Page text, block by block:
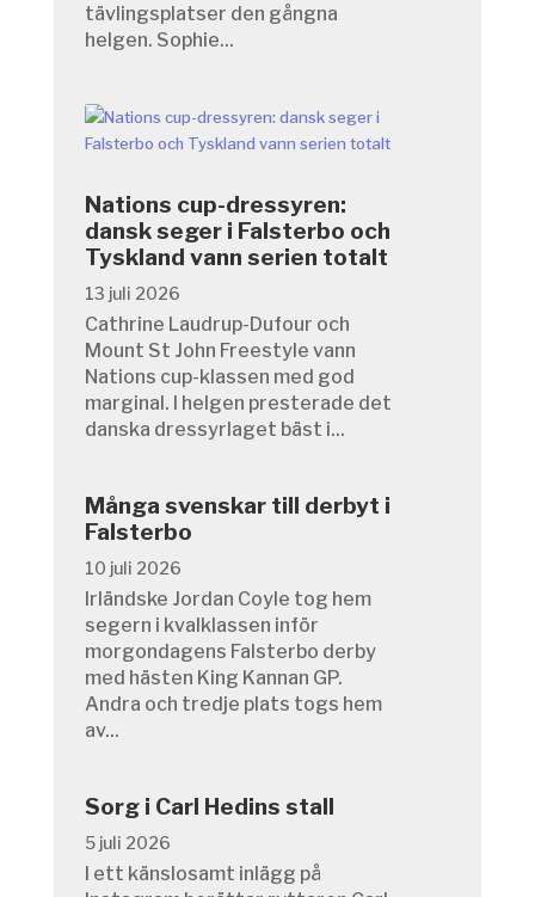
tävlingsplatser den gångna
helgen. Sophie...
Nations cup-dressyren:
dansk seger i Falsterbo och
Tyskland vann serien totalt
13 juli 2026
Cathrine Laudrup-Dufour och
Mount St John Freestyle vann
Nations cup-klassen med god
marginal. I helgen presterade det
danska dressyrlaget bäst i...
Många svenskar till derbyt i
Falsterbo
10 juli 2026
Irländske Jordan Coyle tog hem
segern i kvalklassen inför
morgondagens Falsterbo derby
med hästen King Kannan GP.
Andra och tredje plats togs hem
av...
Sorg i Carl Hedins stall
5 juli 2026
I ett känslosamt inlägg på